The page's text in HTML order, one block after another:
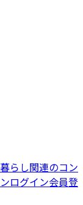
暮らし関連のコン
ログイン会員登